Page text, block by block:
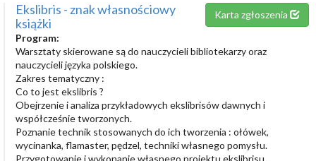
Ekslibris - znak własnościowy
książki
Karta zgłoszenia
Program:
Warsztaty skierowane są do nauczycieli bibliotekarzy oraz
nauczycieli języka polskiego.
Zakres tematyczny :
Co to jest ekslibris ?
Obejrzenie i analiza przykładowych ekslibrisów dawnych i
współcześnie tworzonych.
Poznanie technik stosowanych do ich tworzenia : ołówek,
wycinanka, flamaster, pędzel, techniki własnego pomysłu.
Przygotowanie i wykonanie własnego projektu ekslibrisu.